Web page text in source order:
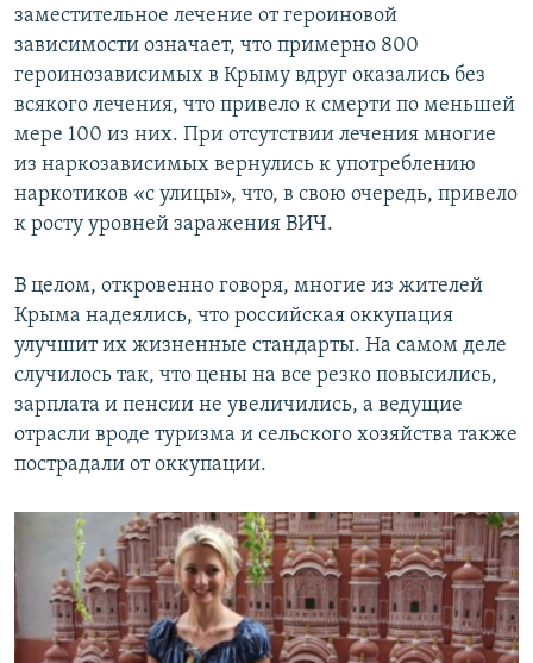
заместительное лечение от героиновой
зависимости означает, что примерно 800
героинозависимых в Крыму вдруг оказались без
всякого лечения, что привело к смерти по меньшей
мере 100 из них. При отсутствии лечения многие
из наркозависимых вернулись к употреблению
наркотиков «с улицы», что, в свою очередь, привело
к росту уровней заражения ВИЧ.
В целом, откровенно говоря, многие из жителей
Крыма надеялись, что российская оккупация
улучшит их жизненные стандарты. На самом деле
случилось так, что цены на все резко повысились,
зарплата и пенсии не увеличились, а ведущие
отрасли вроде туризма и сельского хозяйства также
пострадали от оккупации.